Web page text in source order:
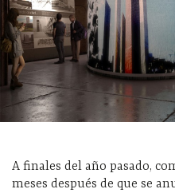
A finales del año pasado,
meses después de que se